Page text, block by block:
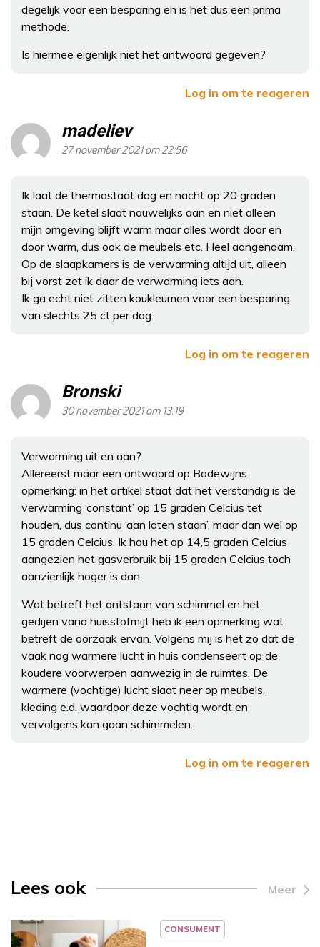
degelijk voor een besparing en is het dus een prima
methode.
Is hiermee eigenlijk niet het antwoord gegeven?
Log in om te reageren
madeliev
27 november 2021 om 22:56
Ik laat de thermostaat dag en nacht op 20 graden
staan. De ketel slaat nauwelijks aan en niet alleen
mijn omgeving blijft warm maar alles wordt door en
door warm, dus ook de meubels etc. Heel aangenaam.
Op de slaapkamers is de verwarming altijd uit, alleen
bij vorst zet ik daar de verwarming iets aan.
Ik ga echt niet zitten koukleumen voor een besparing
van slechts 25 ct per dag.
Log in om te reageren
Bronski
30 november 2021 om 13:19
Verwarming uit en aan?
Allereerst maar een antwoord op Bodewijns
opmerking: in het artikel staat dat het verstandig is de
verwarming ‘constant’ op 15 graden Celcius tet
houden, dus continu ‘aan laten staan’, maar dan wel op
15 graden Celcius. Ik hou het op 14,5 graden Celcius
aangezien het gasverbruik bij 15 graden Celcius toch
aanzienlijk hoger is dan.
Wat betreft het ontstaan van schimmel en het
gedijen vana huisstofmijt heb ik een opmerking wat
betreft de oorzaak ervan. Volgens mij is het zo dat de
vaak nog warmere lucht in huis condenseert op de
koudere voorwerpen aanwezig in de ruimtes. De
warmere (vochtige) lucht slaat neer op meubels,
kleding e.d. waardoor deze vochtig wordt en
vervolgens kan gaan schimmelen.
Log in om te reageren
Lees ook Meer
CONSUMENT